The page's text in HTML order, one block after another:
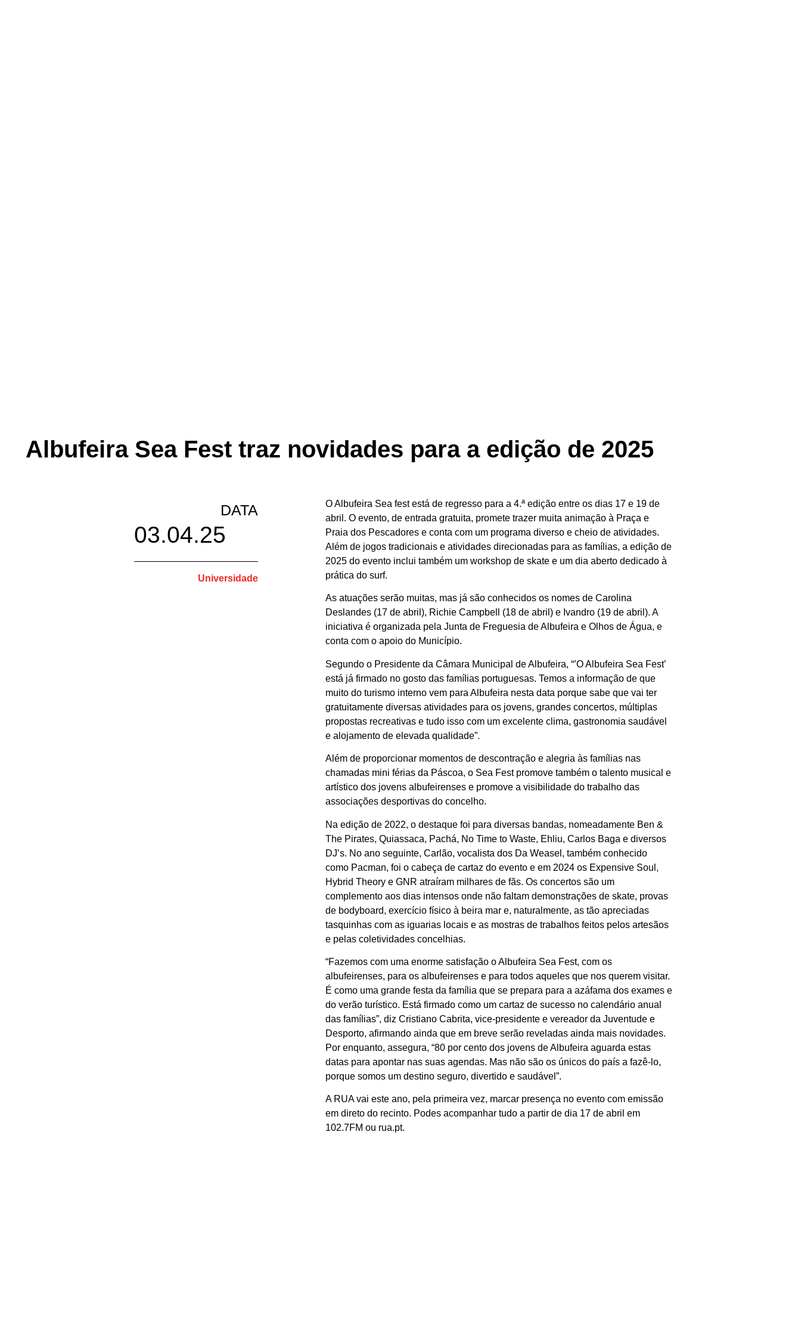
Albufeira Sea Fest traz novidades para a edição de 2025
DATA
03.04.25
Universidade
O Albufeira Sea fest está de regresso para a 4.ª edição entre os dias 17 e 19 de
abril. O evento, de entrada gratuita, promete trazer muita animação à Praça e
Praia dos Pescadores e conta com um programa diverso e cheio de atividades.
Além de jogos tradicionais e atividades direcionadas para as famílias, a edição de
2025 do evento inclui também um workshop de skate e um dia aberto dedicado à
prática do surf.
As atuações serão muitas, mas já são conhecidos os nomes de Carolina
Deslandes (17 de abril), Richie Campbell (18 de abril) e Ivandro (19 de abril). A
iniciativa é organizada pela Junta de Freguesia de Albufeira e Olhos de Água, e
conta com o apoio do Município.
Segundo o Presidente da Câmara Municipal de Albufeira, “’O Albufeira Sea Fest’
está já firmado no gosto das famílias portuguesas. Temos a informação de que
muito do turismo interno vem para Albufeira nesta data porque sabe que vai ter
gratuitamente diversas atividades para os jovens, grandes concertos, múltiplas
propostas recreativas e tudo isso com um excelente clima, gastronomia saudável
e alojamento de elevada qualidade”.
Além de proporcionar momentos de descontração e alegria às famílias nas
chamadas mini férias da Páscoa, o Sea Fest promove também o talento musical e
artístico dos jovens albufeirenses e promove a visibilidade do trabalho das
associações desportivas do concelho.
Na edição de 2022, o destaque foi para diversas bandas, nomeadamente Ben &
The Pirates, Quiassaca, Pachá, No Time to Waste, Ehliu, Carlos Baga e diversos
DJ’s. No ano seguinte, Carlão, vocalista dos Da Weasel, também conhecido
como Pacman, foi o cabeça de cartaz do evento e em 2024 os Expensive Soul,
Hybrid Theory e GNR atraíram milhares de fãs. Os concertos são um
complemento aos dias intensos onde não faltam demonstrações de skate, provas
de bodyboard, exercício físico à beira mar e, naturalmente, as tão apreciadas
tasquinhas com as iguarias locais e as mostras de trabalhos feitos pelos artesãos
e pelas coletividades concelhias.
“Fazemos com uma enorme satisfação o Albufeira Sea Fest, com os
albufeirenses, para os albufeirenses e para todos aqueles que nos querem visitar.
É como uma grande festa da família que se prepara para a azáfama dos exames e
do verão turístico. Está firmado como um cartaz de sucesso no calendário anual
das famílias”, diz Cristiano Cabrita, vice-presidente e vereador da Juventude e
Desporto, afirmando ainda que em breve serão reveladas ainda mais novidades.
Por enquanto, assegura, “80 por cento dos jovens de Albufeira aguarda estas
datas para apontar nas suas agendas. Mas não são os únicos do país a fazê-lo,
porque somos um destino seguro, divertido e saudável”.
A RUA vai este ano, pela primeira vez, marcar presença no evento com emissão
em direto do recinto. Podes acompanhar tudo a partir de dia 17 de abril em
102.7FM ou rua.pt.